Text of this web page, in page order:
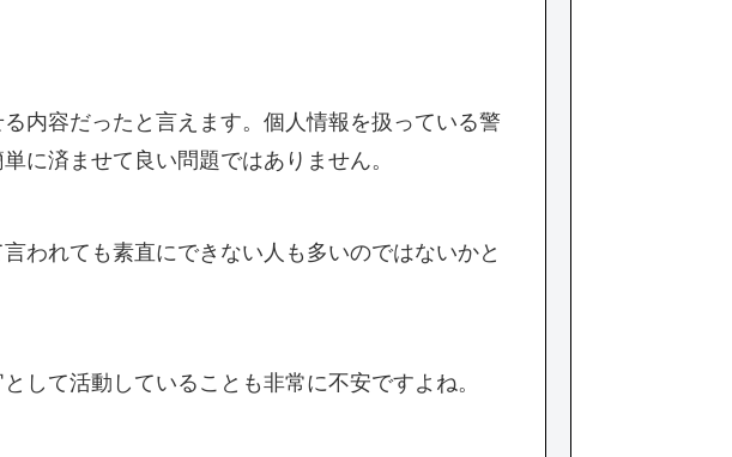
内容だったと言えます。個人情報を扱っている警
に済ませて良い問題ではありません。
われても素直にできない人も多いのではないかと
して活動していることも非常に不安ですよね。